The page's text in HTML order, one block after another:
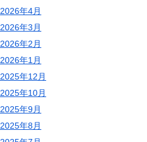
2026年4月
2026年3月
2026年2月
2026年1月
2025年12月
2025年10月
2025年9月
2025年8月